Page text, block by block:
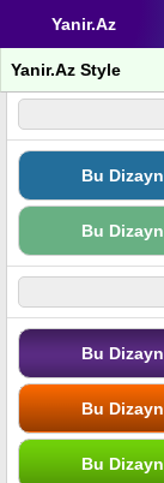
Yanir.Az
Yanir.Az Style
Bu
Bu
Bu
Bu
Bu